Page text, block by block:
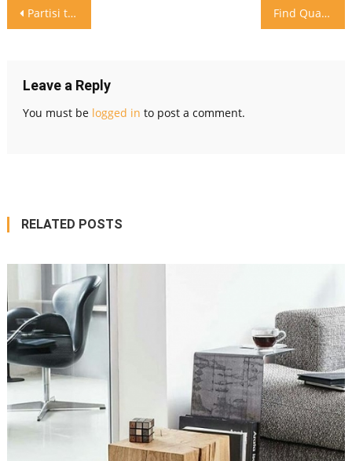
Post
Partisi tangga, taman tengah yang modern Find Quality bedding and comforter sets for your home at Casa Bella’s. . . . For more details , Please visit us : Casa Bella Jln. Zainul Arifin No 122 Hotline : +6261 455 3123 Open Hour : 10 AM – 08 PM
Leave a Reply
You must be logged in to post a comment.
RELATED POSTS